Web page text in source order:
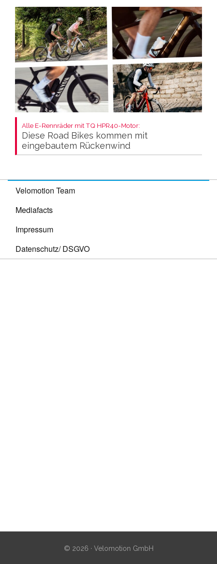
Alle E-Rennräder mit TQ HPR40-Motor:
Diese Road Bikes kommen mit
eingebautem Rückenwind
Velomotion Team
Mediafacts
Impressum
Datenschutz/ DSGVO
© 2026 · Velomotion GmbH